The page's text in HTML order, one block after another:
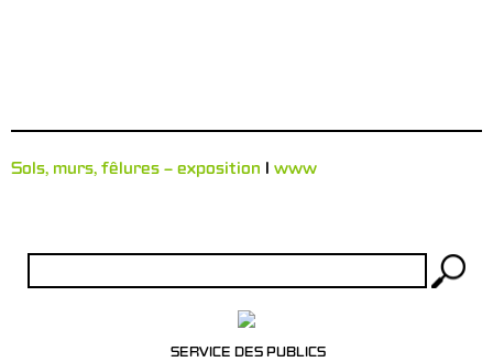
Sols, murs, fêlures – exposition l www
SERVICE DES PUBLICS